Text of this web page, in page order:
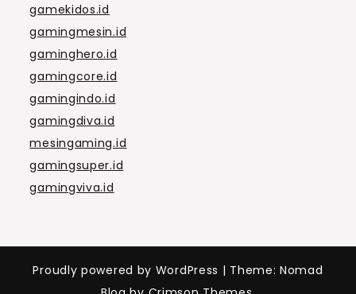
gamekidos.id
gamingmesin.id
gaminghero.id
gamingcore.id
gamingindo.id
gamingdiva.id
mesingaming.id
gamingsuper.id
gamingviva.id
Proudly powered by WordPress | Theme: Nomad